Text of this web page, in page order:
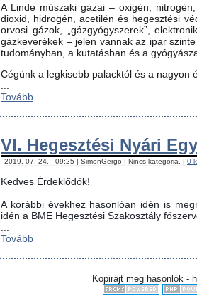
A Linde műszaki gázai – oxigén,
dioxid, hidrogén, acetilén és hegesztési
orvosi gázok, „gázgyógyszerek”,
gázkeverékek – jelen vannak az ipar
tudományban, a kutatásban és a
Cégünk a legkisebb palacktól és a nagyon
Tovább
VI. Hegesztési Nyári
2019. 07. 24. - 09:25 | SimonGergo | Nincs kategória. | 0
Kedves Érdeklődők!
A korábbi évekhez hasonlóan idén is
idén a BME Hegesztési Szakosztály
Tovább
Kopirájt meg hasonlók -